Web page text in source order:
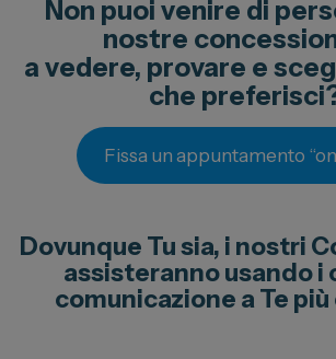
Jeep
Peugeot
Leapmotor
DR
Dongfeng
Non puoi venire di
nostre
a vedere, provare e
che
Fissa un appuntamento
Dovunque Tu sia, i nostri
assisteranno usando i
comunicazione a Te